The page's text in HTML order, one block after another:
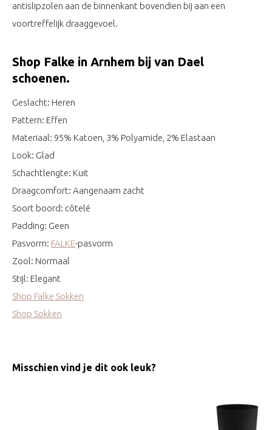
antislipzolen aan de binnenkant bovendien bij aan een
voortreffelijk draaggevoel.
Shop Falke in Arnhem bij van Dael
schoenen.
Geslacht: Heren
Pattern: Effen
Materiaal: 95% Katoen, 3% Polyamide, 2% Elastaan
Look: Glad
Schachtlengte: Kuit
Draagcomfort: Aangenaam zacht
Soort boord: côtelé
Padding: Geen
Pasvorm: FALKE-pasvorm
Zool: Normaal
Stijl: Elegant
Shop Falke Sokken
Shop Sokken
Misschien vind je dit ook leuk?